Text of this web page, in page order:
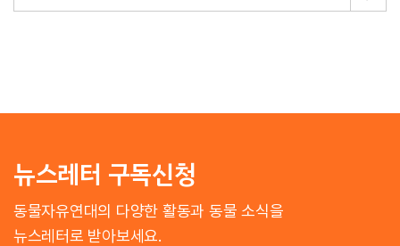
뉴스레터 구독신청
동물자유연대의 다양한 활동과 동물 소식을
뉴스레터로 받아보세요.